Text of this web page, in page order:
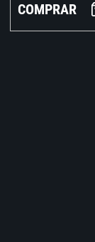
COMPRAR